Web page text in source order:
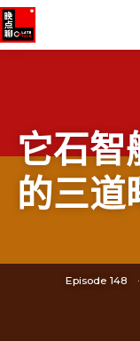
它石智
的三道
Episode 148 ·